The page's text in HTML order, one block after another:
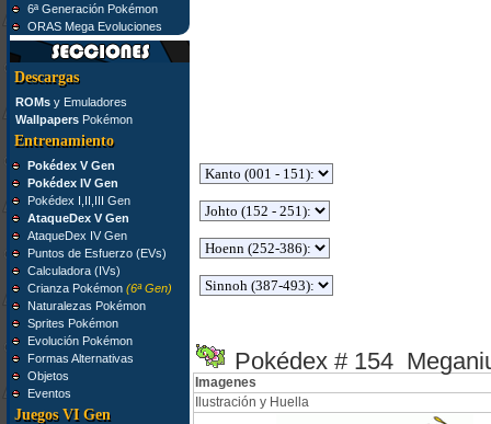
6ª Generación Pokémon
ORAS Mega Evoluciones
Descargas
ROMsy Emuladores
WallpapersPokémon
Entrenamiento
Pokédex V Gen
Pokédex IV Gen
Pokédex I,II,III Gen
AtaqueDex V Gen
AtaqueDex IV Gen
Puntos de Esfuerzo (EVs)
Calculadora (IVs)
Crianza Pokémon (6ª Gen)
Naturalezas Pokémon
Sprites Pokémon
Evolución Pokémon
Formas Alternativas
Objetos
Eventos
Juegos VI Gen
Pokédex # 154
Imagenes
Ilustración y Huella